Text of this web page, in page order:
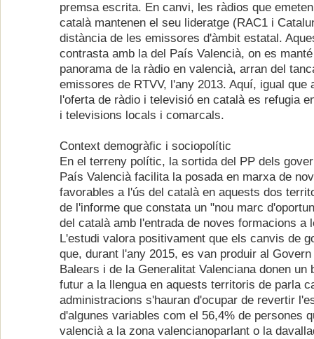
premsa escrita. En canvi, les ràdios que
català mantenen el seu lideratge (RAC1 i
distància de les emissores d'àmbit estatal.
contrasta amb la del País Valencià, on es
panorama de la ràdio en valencià, arran del
emissores de RTVV, l'any 2013. Aquí, igual que
l'oferta de ràdio i televisió en català es refugia
i televisions locals i comarcals.
Context demogràfic i sociopolític
En el terreny polític, la sortida del PP dels
País Valencià facilita la posada en marxa de
favorables a l'ús del català en aquests dos
de l'informe que constata un "nou marc
del català amb l'entrada de noves formacions a
L'estudi valora positivament que els canvis de
que, durant l'any 2015, es van produir al
Balears i de la Generalitat Valenciana donen un
futur a la llengua en aquests territoris de parla
administracions s'hauran d'ocupar de revertir
d'algunes variables com el 56,4% de persones
valencià a la zona valencianoparlant o la